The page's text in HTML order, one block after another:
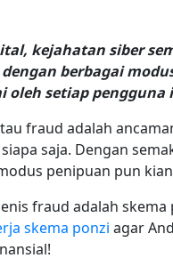
kejahatan siber
berbagai
oleh setiap pengguna
fraud adalah
saja. Dengan
penipuan pun
fraud adalah skema
skema ponzi agar